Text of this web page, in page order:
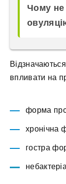
Чому не
впливати на
форма
хронічна
гостра